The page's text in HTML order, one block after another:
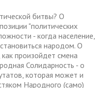
битвы? О
"политических
- когда население,
народом. О
произойдет смена
Солидарность - о
которая может и
Народного (само)